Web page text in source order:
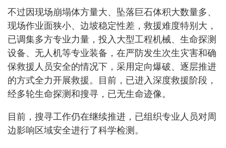
不过因现场崩塌体方量大、坠落巨石体积大数量多、
现场作业面狭小、边坡稳定性差，救援难度特别大，
已调集多方专业力量，投入大型工程机械、生命探测
设备、无人机等专业装备，在严防发生次生灾害和确
保救援人员安全的情况下，采用定向爆破、逐层推进
的方式全力开展救援。目前，已进入深度救援阶段，
经多轮生命探测和搜寻，已无生命迹像。
目前，搜寻工作仍在继续推进，已组织专业人员对周
边影响区域安全进行了科学检测。